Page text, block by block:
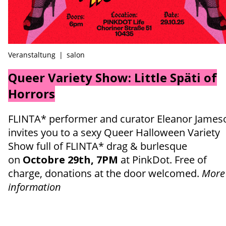
Veranstaltung | salon
Queer Variety Show: Little Späti of
Horrors
FLINTA* performer and curator Eleanor
invites you to a sexy Queer Halloween Variety
Show full of FLINTA* drag & burlesque
on Octobre 29th, 7PM at PinkDot. Free of
charge, donations at the door welcomed. More
information